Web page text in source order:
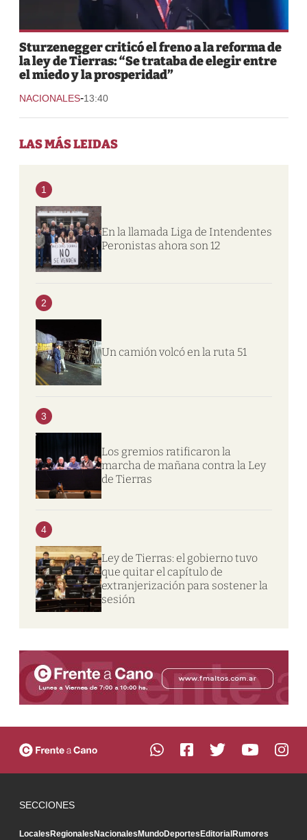
Sturzenegger criticó el freno a la reforma de
la ley de Tierras: “Se trataba de elegir entre
el miedo y la prosperidad”
NACIONALES-13:40
LAS MÁS LEIDAS
1
En la llamada Liga de Intendentes
Peronistas ahora son 12
2
Un camión volcó en la ruta 51
3
Los gremios ratificaron la
marcha de mañana contra la Ley
de Tierras
4
Ley de Tierras: el gobierno tuvo
que quitar el capítulo de
extranjerización para sostener la
sesión
SECCIONES
LocalesRegionalesNacionalesMundoDeportesEditorialRumores